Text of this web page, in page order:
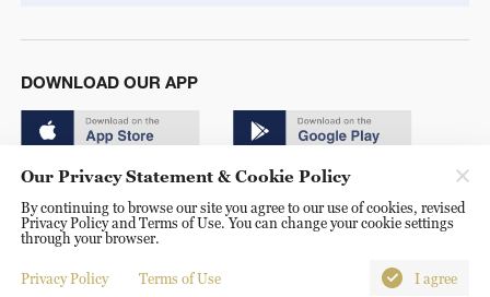
DOWNLOAD OUR APP
© China Radio International.CRI. All Rights Reserved. 16A
Shijingshan Road, Beijing, China. 100040
Our Privacy Statement & Cookie Policy
By continuing to browse our site you agree to our use of cookies, revised
Privacy Policy and Terms of Use. You can change your cookie settings
through your browser.
Privacy Policy Terms of Use I agree